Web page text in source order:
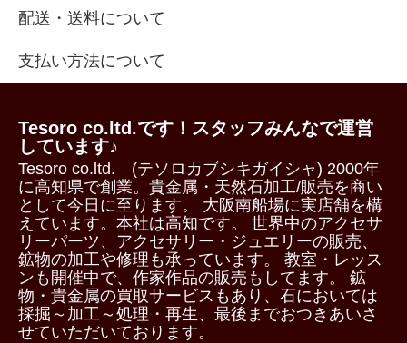
配送・送料について
支払い方法について
Tesoro co.ltd.です！スタッフみんなで運営
しています♪
Tesoro co.ltd. (テソロカブシキガイシャ) 2000年
に高知県で創業。貴金属・天然石加工/販売を商い
として今日に至ります。 大阪南船場に実店舗を構
えています。本社は高知です。 世界中のアクセサ
リーパーツ、アクセサリー・ジュエリーの販売、
鉱物の加工や修理も承っています。 教室・レッス
ンも開催中で、作家作品の販売もしてます。 鉱
物・貴金属の買取サービスもあり、石においては
採掘～加工～処理・再生、最後までおつきあいさ
せていただいております。